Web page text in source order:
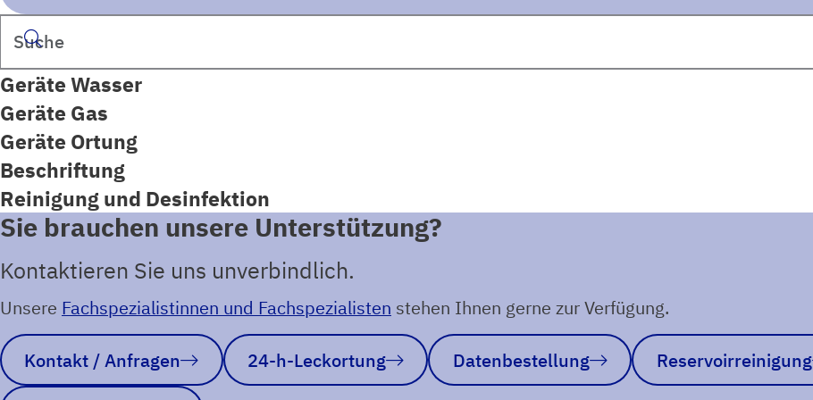
Suchen
Geräte Wasser
Geräte Gas
Geräte Ortung
Beschriftung
Reinigung und Desinfektion
Sie brauchen unsere Unterstützung?
Kontaktieren Sie uns unverbindlich.
Unsere Fachspezialistinnen und Fachspezialisten stehen Ihnen gerne zur Verfügung.
Kontakt / Anfragen 24-h-Leckortung Datenbestellung Reservoirreinigung